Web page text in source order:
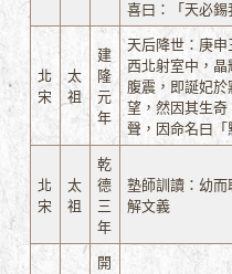
喜曰：「天必錫
北
宋
太
祖
建
隆
元
年
天后降世：庚
西北射室中，
腹震，即誕妃
望，然因其生
聲，因命名曰「
北
宋
太
祖
乾
德
三
年
塾師訓讀：幼
解文義
開